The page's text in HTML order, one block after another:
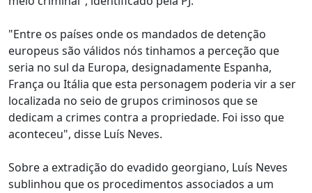
"Entre os países onde os mandados de detenção
europeus são válidos nós tinhamos a perceção que
seria no sul da Europa, designadamente Espanha,
França ou Itália que esta personagem poderia vir a ser
localizada no seio de grupos criminosos que se
dedicam a crimes contra a propriedade. Foi isso que
aconteceu", disse Luís Neves.
Sobre a extradição do evadido georgiano, Luís Neves
sublinhou que os procedimentos associados a um